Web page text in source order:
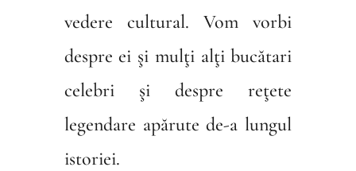
vedere cultural. Vom vorbi
despre ei şi mulţi alţi bucătari
celebri şi despre reţete
legendare apărute de-a lungul
istoriei.